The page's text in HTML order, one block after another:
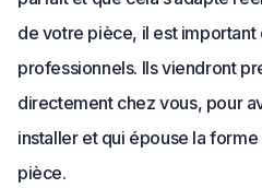
de votre pièce, il est
professionnels. Ils viendront
directement chez vous, pour
installer et qui épouse la
pièce.